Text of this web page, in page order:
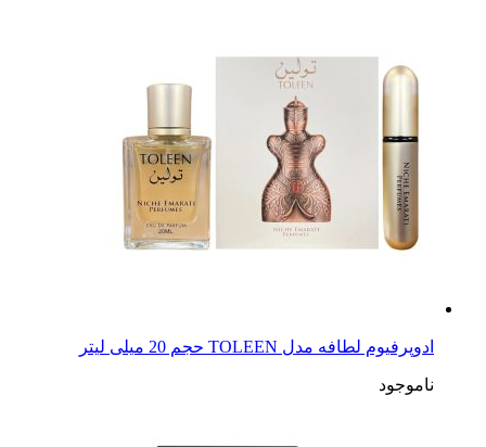
ادوپرفیوم لطافه مدل TOLEEN حجم 20 میلی لیتر
ناموجود